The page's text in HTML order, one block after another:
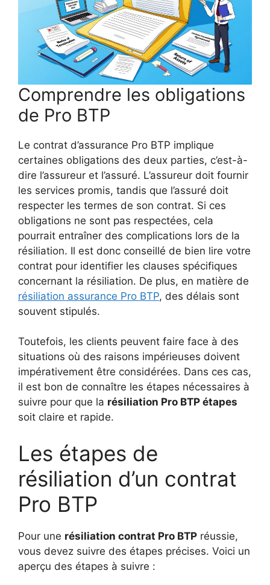
Comprendre les obligations
de Pro BTP
Le contrat d’assurance Pro BTP implique
certaines obligations des deux parties, c’est-à-
dire l’assureur et l’assuré. L’assureur doit fournir
les services promis, tandis que l’assuré doit
respecter les termes de son contrat. Si ces
obligations ne sont pas respectées, cela
pourrait entraîner des complications lors de la
résiliation. Il est donc conseillé de bien lire votre
contrat pour identifier les clauses spécifiques
concernant la résiliation. De plus, en matière de
résiliation assurance Pro BTP, des délais sont
souvent stipulés.
Toutefois, les clients peuvent faire face à des
situations où des raisons impérieuses doivent
impérativement être considérées. Dans ces cas,
il est bon de connaître les étapes nécessaires à
suivre pour que la résiliation Pro BTP étapes
soit claire et rapide.
Les étapes de
résiliation d’un contrat
Pro BTP
Pour une résiliation contrat Pro BTP réussie,
vous devez suivre des étapes précises. Voici un
aperçu des étapes à suivre :